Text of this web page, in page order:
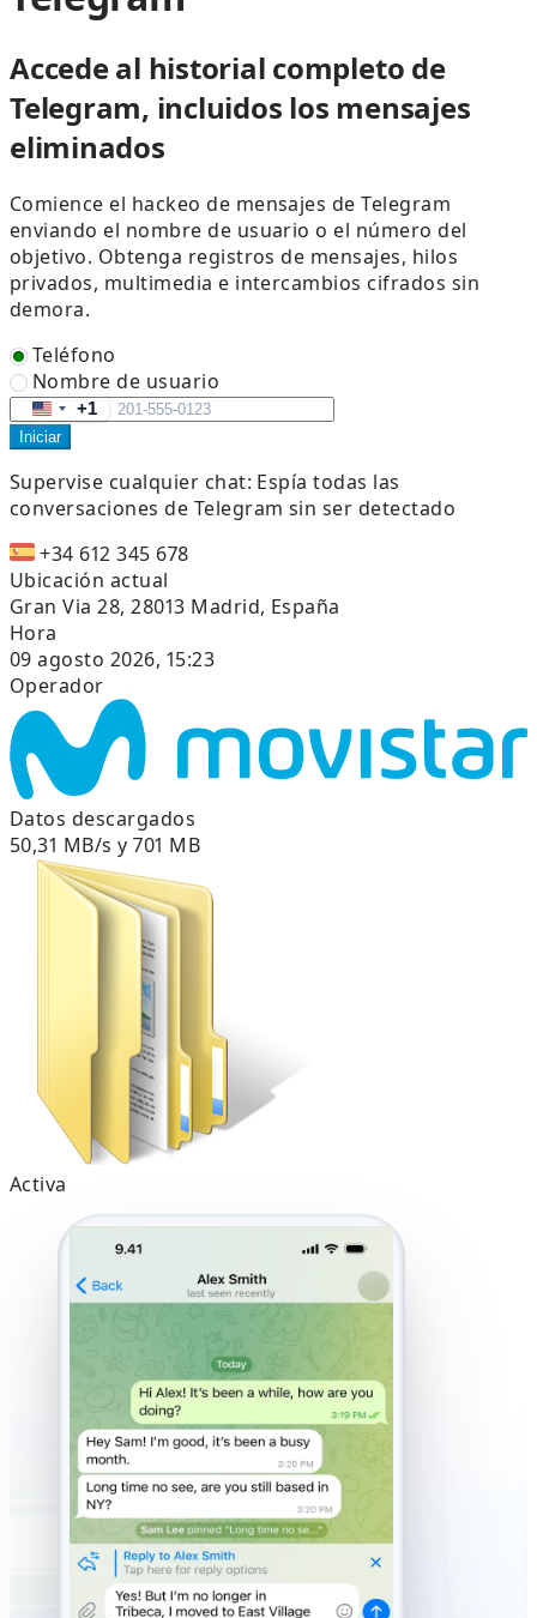
Accede al historial completo de
Telegram, incluidos los mensajes
eliminados
Comience el hackeo de mensajes de Telegram
enviando el nombre de usuario o el número del
objetivo. Obtenga registros de mensajes, hilos
privados, multimedia e intercambios cifrados sin
demora.
Teléfono
Nombre de usuario
United
States
+1
Iniciar
Supervise cualquier chat: Espía todas las
conversaciones de Telegram sin ser detectado
+34 612 345 678
Ubicación actual
Gran Via 28, 28013 Madrid, España
Hora
09 agosto 2026, 15:23
Operador
Datos descargados
50,31 MB/s y 701 MB
Activa